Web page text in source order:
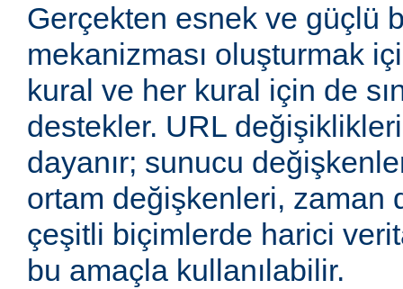
Gerçekten esnek ve güçlü
mekanizması oluşturmak
kural ve her kural için de
destekler. URL
dayanır; sunucu
ortam değişkenleri, zaman
çeşitli biçimlerde harici
bu amaçla kullanılabilir.